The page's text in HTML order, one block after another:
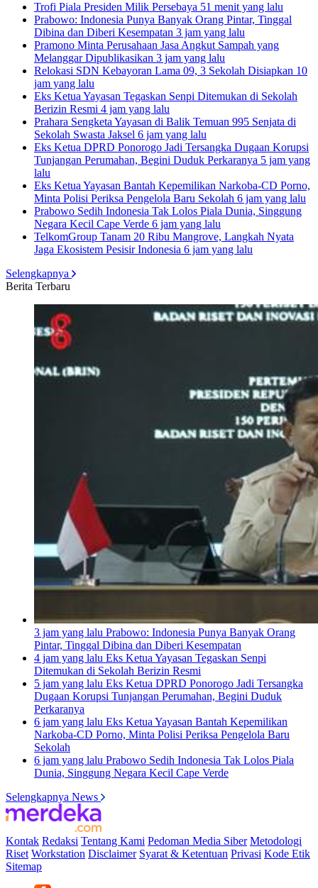
Trofi Piala Presiden Milik Persebaya 51 menit yang lalu
Prabowo: Indonesia Punya Banyak Orang Pintar, Tinggal
Dibina dan Diberi Kesempatan 3 jam yang lalu
Pramono Minta Perusahaan Jasa Angkut Sampah yang
Melanggar Dipublikasikan 3 jam yang lalu
Relokasi SDN Kebayoran Lama 09, 3 Sekolah Disiapkan 10
jam yang lalu
Eks Ketua Yayasan Tegaskan Senpi Ditemukan di Sekolah
Berizin Resmi 4 jam yang lalu
Prahara Sengketa Yayasan di Balik Temuan 995 Senjata di
Sekolah Swasta Jaksel 6 jam yang lalu
Eks Ketua DPRD Ponorogo Jadi Tersangka Dugaan Korupsi
Tunjangan Perumahan, Begini Duduk Perkaranya 5 jam yang
lalu
Eks Ketua Yayasan Bantah Kepemilikan Narkoba-CD Porno,
Minta Polisi Periksa Pengelola Baru Sekolah 6 jam yang lalu
Prabowo Sedih Indonesia Tak Lolos Piala Dunia, Singgung
Negara Kecil Cape Verde 6 jam yang lalu
TelkomGroup Tanam 20 Ribu Mangrove, Langkah Nyata
Jaga Ekosistem Pesisir Indonesia 6 jam yang lalu
Selengkapnya
Berita Terbaru
3 jam yang lalu Prabowo: Indonesia Punya Banyak Orang
Pintar, Tinggal Dibina dan Diberi Kesempatan
4 jam yang lalu Eks Ketua Yayasan Tegaskan Senpi
Ditemukan di Sekolah Berizin Resmi
5 jam yang lalu Eks Ketua DPRD Ponorogo Jadi Tersangka
Dugaan Korupsi Tunjangan Perumahan, Begini Duduk
Perkaranya
6 jam yang lalu Eks Ketua Yayasan Bantah Kepemilikan
Narkoba-CD Porno, Minta Polisi Periksa Pengelola Baru
Sekolah
6 jam yang lalu Prabowo Sedih Indonesia Tak Lolos Piala
Dunia, Singgung Negara Kecil Cape Verde
Selengkapnya News
Kontak Redaksi Tentang Kami Pedoman Media Siber Metodologi
Riset Workstation Disclaimer Syarat & Ketentuan Privasi Kode Etik
Sitemap